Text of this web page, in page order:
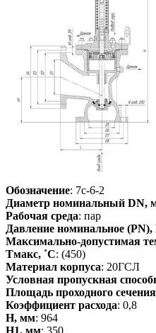
Обозначение: 7c-6-2
Диаметр номинальный DN,
Рабочая среда: пар
Давление номинальное
Максимально-допустимая
Tмакс, ˚С: (450)
Материал корпуса: 20ГСЛ
Условная пропускная
Площадь проходного
Коэффициент расхода: 0,8
H, мм: 964
H1, мм: 350